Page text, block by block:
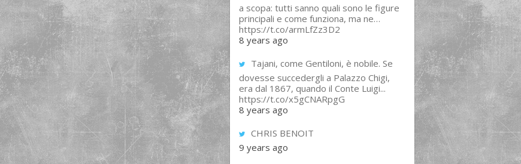
a scopa: tutti sanno quali sono le figure
principali e come funziona, ma ne…
https://t.co/armLfZz3D2
8 years ago
Tajani, come Gentiloni, è nobile. Se
dovesse succedergli a Palazzo Chigi,
era dal 1867, quando il Conte Luigi...
https://t.co/x5gCNARpgG
8 years ago
CHRIS BENOIT
9 years ago